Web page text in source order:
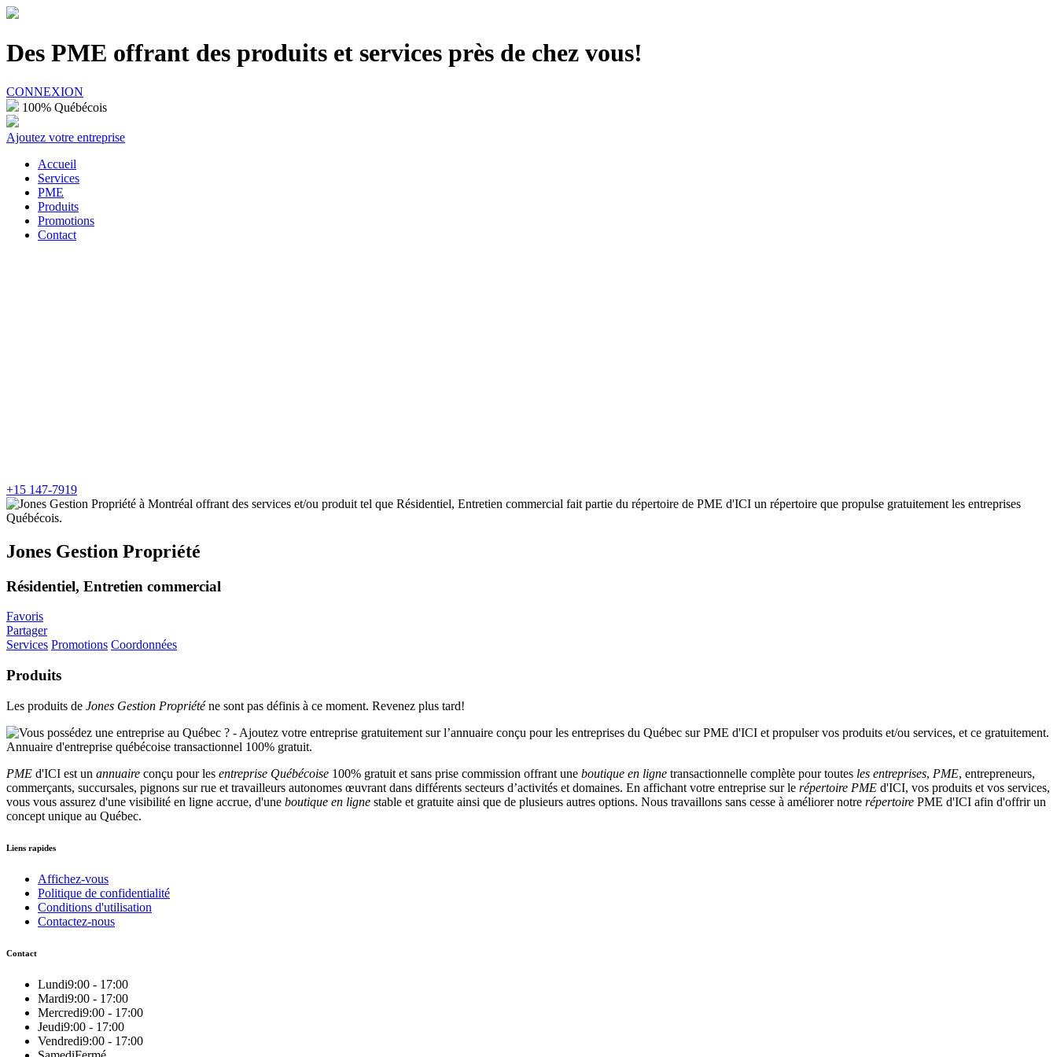
Des PME offrant des produits et services près de chez vous!
CONNEXION
100% Québécois
Ajoutez votre entreprise
Accueil
Services
PME
Produits
Promotions
Contact
+15 147-7919
Jones Gestion Propriété
Résidentiel, Entretien commercial
Favoris
Partager
Services Promotions Coordonnées
Produits
Les produits de Jones Gestion Propriéténe sont pas définis à ce moment. Revenez plus tard!
PME d'ICI est un annuaire conçu pour les entreprise Québécoise 100% gratuit et sans prise commission offrant une boutique en ligne transactionnelle complète pour toutes les entreprises, PME, entrepreneurs,
commerçants, succursales, pignons sur rue et travailleurs autonomes œuvrant dans différents secteurs d’activités et domaines. En affichant votre entreprise sur le répertoire PME d'ICI, vos produits et vos services,
vous vous assurez d'une visibilité en ligne accrue, d'une boutique en ligne stable et gratuite ainsi que de plusieurs autres options. Nous travaillons sans cesse à améliorer notre répertoire PME d'ICI afin d'offrir un
concept unique au Québec.
Liens rapides
Affichez-vous
Politique de confidentialité
Conditions d'utilisation
Contactez-nous
Contact
Lundi9:00 - 17:00
Mardi9:00 - 17:00
Mercredi9:00 - 17:00
Jeudi9:00 - 17:00
Vendredi9:00 - 17:00